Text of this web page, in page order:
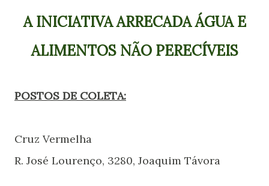
A INICIATIVA ARRECADA ÁGUA E
ALIMENTOS NÃO PERECÍVEIS
POSTOS DE COLETA:
Cruz Vermelha
R. José Lourenço, 3280, Joaquim Távora